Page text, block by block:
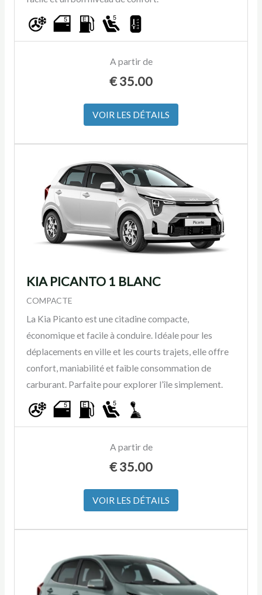
A partir de
€35.00
VOIR LES DÉTAILS
KIA PICANTO 1 BLANC
COMPACTE
La Kia Picanto est une citadine compacte,
économique et facile à conduire. Idéale pour les
déplacements en ville et les courts trajets, elle offre
confort, maniabilité et faible consommation de
carburant. Parfaite pour explorer l’île simplement.
A partir de
€35.00
VOIR LES DÉTAILS